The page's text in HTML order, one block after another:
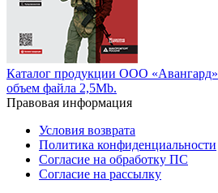
Каталог продукции ООО «Авангард»
объем файла 2,5Mb.
Правовая информация
Условия возврата
Политика конфиденциальности
Согласие на обработку ПС
Согласие на рассылку